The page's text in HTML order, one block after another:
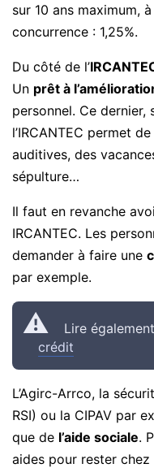
sur 10 ans maximum,
concurrence : 1,25%.
Du côté de l’
Un prêt à
personnel. Ce dernier,
l’IRCANTEC permet
auditives, des
sépulture…
Il faut en revanche
IRCANTEC. Les
demander à faire une
par exemple.
Lire
crédit
L’Agirc-Arrco, la
RSI) ou la CIPAV par
que de l’aide sociale.
aides pour rester